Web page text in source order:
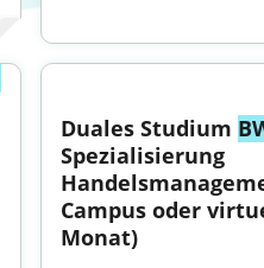
Duales Studium
Spezialisierung
Campus oder
Monat)